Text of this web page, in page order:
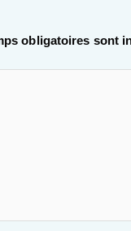
obligatoires sont